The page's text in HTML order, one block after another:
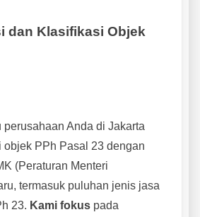
dan Klasifikasi Objek
perusahaan Anda di Jakarta
objek PPh Pasal 23 dengan
(Peraturan Menteri
termasuk puluhan jenis jasa
23. Kami fokus pada